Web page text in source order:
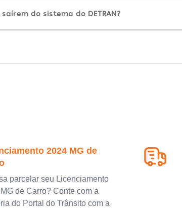
do sistema do DETRAN?
2024 MG de
parcelar seu Licenciamento
de Carro? Conte com a
do Portal do Trânsito com a